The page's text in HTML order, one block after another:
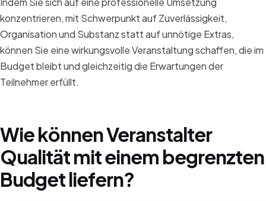
konzentrieren, mit Schwerpunkt auf Zuverlässigkeit,
Organisation und Substanz statt auf unnötige Extras,
können Sie eine wirkungsvolle Veranstaltung schaffen, die im
Budget bleibt und gleichzeitig die Erwartungen der
Teilnehmer erfüllt.
Wie können Veranstalter
Qualität mit einem begrenzten
Budget liefern?